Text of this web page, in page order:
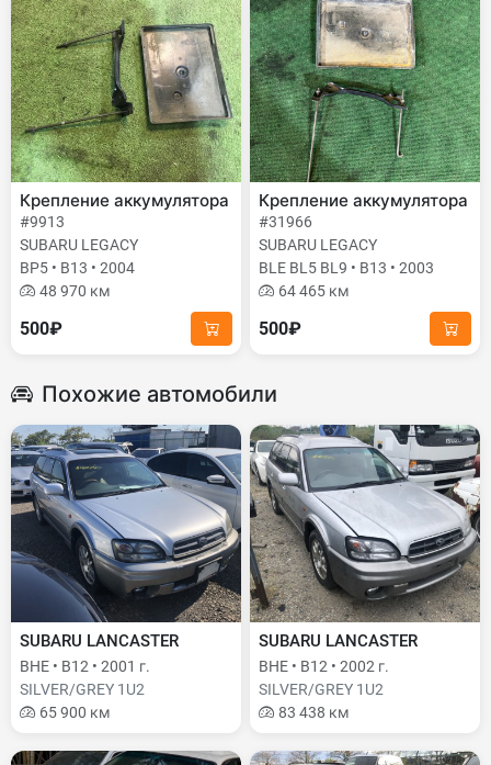
Крепление аккумулятора
#9913
SUBARU LEGACY
BP5 • B13 • 2004
48 970 км
500₽
Крепление аккумулятора
#31966
SUBARU LEGACY
BLE BL5 BL9 • B13 • 2003
64 465 км
500₽
Похожие автомобили
SUBARU LANCASTER
BHE • B12 • 2001 г.
SILVER/GREY 1U2
65 900 км
SUBARU LANCASTER
BHE • B12 • 2002 г.
SILVER/GREY 1U2
83 438 км